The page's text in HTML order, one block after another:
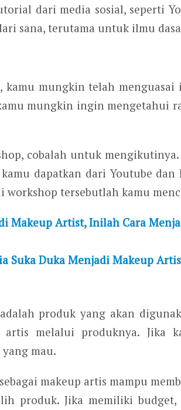
dari media sosial, seperti
sana, terutama untuk ilmu
kamu mungkin telah menguasai
mungkin ingin mengetahui
cobalah untuk mengikutinya.
dapatkan dari Youtube dan
workshop tersebutlah kamu
Makeup Artist, Inilah Cara
Suka Duka Menjadi Makeup
produk yang akan
melalui produknya. Jika
mau.
makeup artis mampu
produk. Jika memiliki